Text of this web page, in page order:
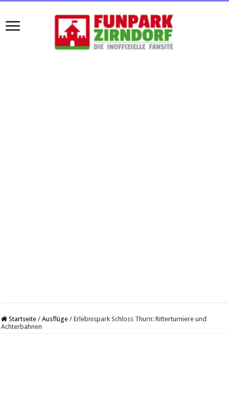
Startseite / Ausflüge / Erlebnispark Schloss Thurn: Ritterturniere und
Achterbahnen